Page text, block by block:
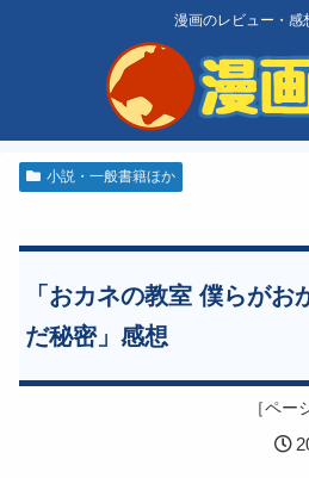
漫画のレビュー・感
小説・一般書籍ほか
「おカネの教室 僕らが
だ秘密」感想
［ペー